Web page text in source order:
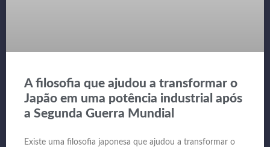
A filosofia que ajudou a transformar o
Japão em uma potência industrial após
a Segunda Guerra Mundial
Existe uma filosofia japonesa que ajudou a transformar o